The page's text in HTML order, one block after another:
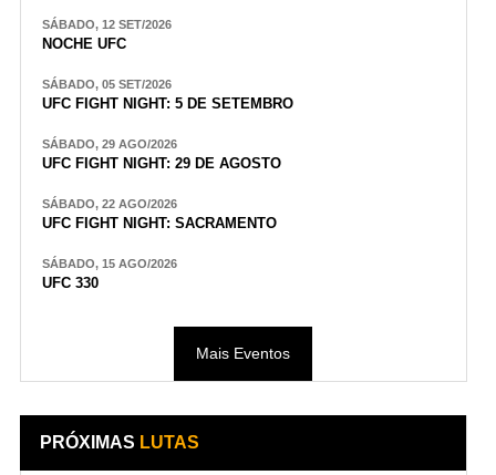
SÁBADO, 12 SET/2026
NOCHE UFC
SÁBADO, 05 SET/2026
UFC FIGHT NIGHT: 5 DE SETEMBRO
SÁBADO, 29 AGO/2026
UFC FIGHT NIGHT: 29 DE AGOSTO
SÁBADO, 22 AGO/2026
UFC FIGHT NIGHT: SACRAMENTO
SÁBADO, 15 AGO/2026
UFC 330
Mais Eventos
PRÓXIMAS LUTAS